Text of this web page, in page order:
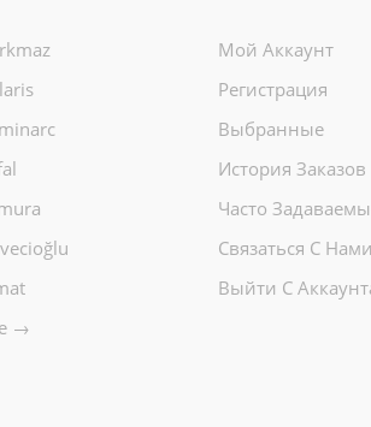
→
Мой Аккаунт
Регистрация
Выбранные
История Заказов
Часто
Связаться С Нами
Выйти С